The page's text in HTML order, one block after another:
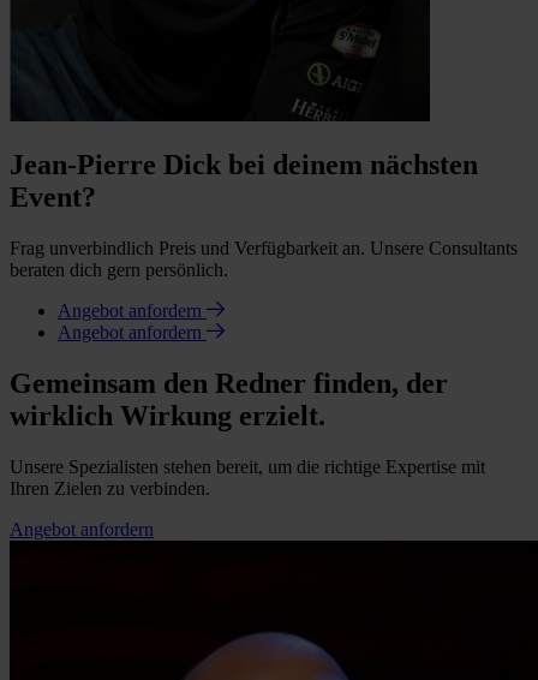
Jean-Pierre Dick bei deinem nächsten
Event?
Frag unverbindlich Preis und Verfügbarkeit an. Unsere Consultants
beraten dich gern persönlich.
Angebot anfordern
Angebot anfordern
Gemeinsam den Redner finden, der
wirklich Wirkung erzielt.
Unsere Spezialisten stehen bereit, um die richtige Expertise mit
Ihren Zielen zu verbinden.
Angebot anfordern